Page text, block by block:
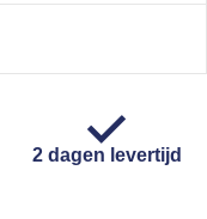
2 dagen levertijd